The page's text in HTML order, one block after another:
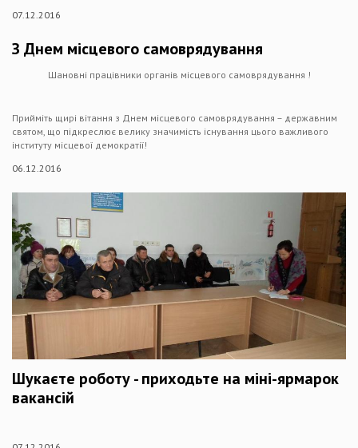
07.12.2016
З Днем місцевого самоврядування
Шановні працівники органів місцевого самоврядування !
Прийміть щирі вітання з Днем місцевого самоврядування – державним
святом, що підкреслює велику значимість існування цього важливого
інституту місцевої демократії!
06.12.2016
Шукаєте роботу - приходьте на міні-ярмарок
вакансій